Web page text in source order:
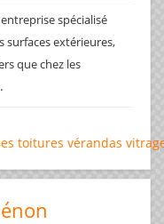
spécialisé
surfaces extérieures,
que chez les
toitures vérandas